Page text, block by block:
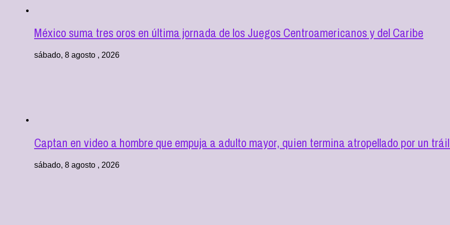
México suma tres oros en última jornada de los Juegos Centroamericanos y del Caribe
sábado, 8 agosto , 2026
Captan en video a hombre que empuja a adulto mayor, quien termina atropellado por un
sábado, 8 agosto , 2026